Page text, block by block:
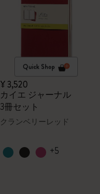
Quick Shop
¥ 3,520
カイエ ジャーナル
3冊セット
クランベリーレッド
+5